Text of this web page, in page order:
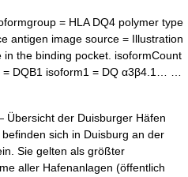
= HLA DQ4 polymer type
antigen image source = Illustration
in the binding pocket. isoformCount
DQB1 isoform1 = DQ α3β4.1… …
Übersicht der Duisburger Häfen
sich in Duisburg an der
Sie gelten als größter
aller Hafenanlagen (öffentlich